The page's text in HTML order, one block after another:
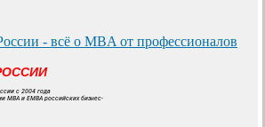
с 2004 года
MBA и EMBA российских бизнес-